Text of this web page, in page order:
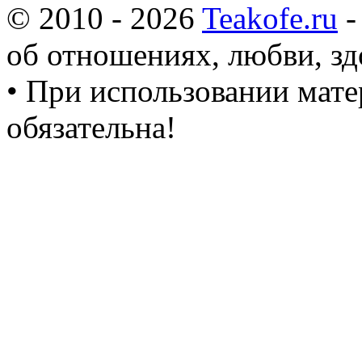
© 2010 - 2026 Teakofe.ru
об отношениях, любви,
• При использовании
обязательна!